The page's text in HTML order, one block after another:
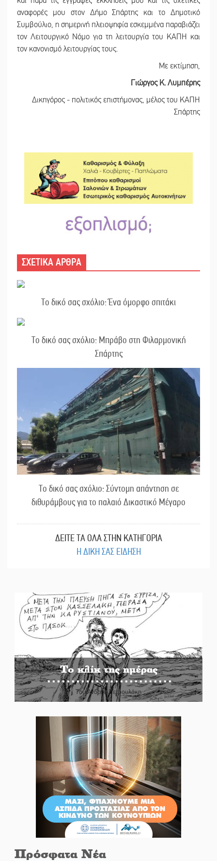
αναφορές μου στον Δήμο Σπάρτης και το Δημοτικό
Συμβούλιο, η σημερινή πλειοψηφία εσκεμμένα παραβιάζει
τον Λειτουργικό Νόμο για τη λειτουργία του ΚΑΠΗ και
τον κανονισμό λειτουργίας τους.
Με εκτίμηση,
Γιώργος Κ. Λυμπέρης
Δικηγόρος - πολιτικός επιστήμονας, μέλος του ΚΑΠΗ
Σπάρτης
ΣΧΕΤΙΚΑ ΑΡΘΡΑ
Το δικό σας σχόλιο: Ένα όμορφο σπιτάκι
Το δικό σας σχόλιο: Μπράβο στη Φιλαρμονική
Σπάρτης
Το δικό σας σχόλιο: Σύντομη απάντηση σε
διθυράμβους για το παλαιό Δικαστικό Μέγαρο
ΔΕΙΤΕ ΤΑ ΟΛΑ ΣΤΗΝ ΚΑΤΗΓΟΡΙΑ
Η ΔΙΚΗ ΣΑΣ ΕΙΔΗΣΗ
Το κλίκ της ημέρας
Του Ανδρέα Πετρουλάκη
Πρόσφατα Νέα